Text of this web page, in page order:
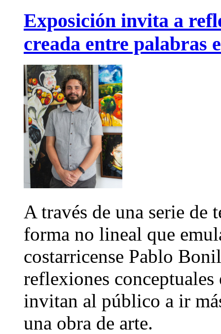
Exposición invita a
creada entre palabras
A través de una serie de
forma no lineal que
costarricense Pablo
reflexiones
invitan al público a ir
una obra de arte.